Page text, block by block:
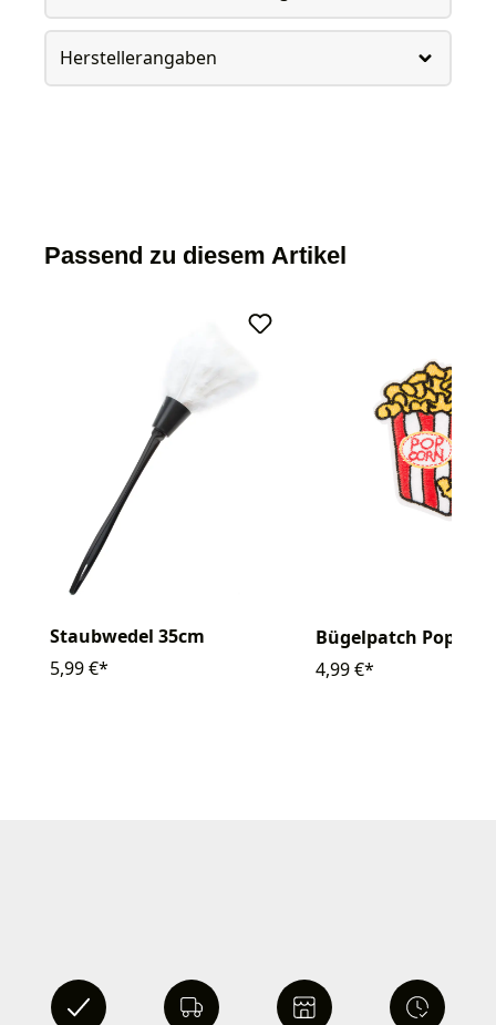
Herstellerangaben
Passend zu diesem Artikel
Staubwedel 35cm
5,99 €*
Bügelpatch Popcorn
4,99 €*